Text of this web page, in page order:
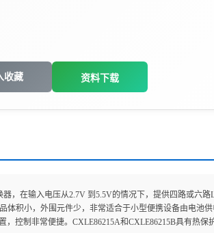
收藏 资料下载
，在输入电压从2.7V 到5.5V的情况下，提供四路或六
积小，外围元件少，非常适合于小型便携设备由电池供
控制非常便捷。CXLE86215A和CXLE86215B具有热保